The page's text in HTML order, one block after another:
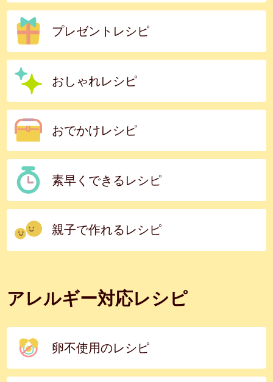
プレゼントレシピ
おしゃれレシピ
おでかけレシピ
素早くできるレシピ
親子で作れるレシピ
アレルギー対応レシピ
卵不使用のレシピ